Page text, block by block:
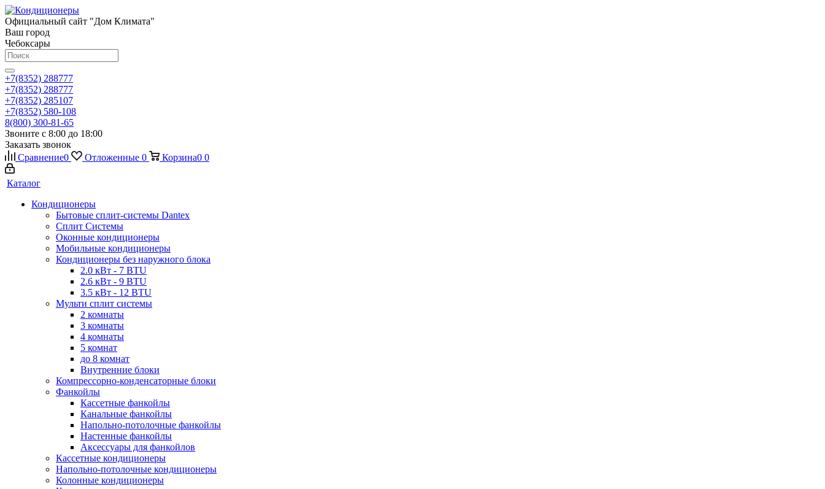
Официальный сайт "Дом Климата"
Ваш город
Чебоксары
+7(8352) 288777
+7(8352) 288777
+7(8352) 285107
+7(8352) 580-108
8(800) 300-81-65
Звоните с 8:00 до 18:00
Заказать звонок
Сравнение0 Отложенные 0 Корзина0 0
Каталог
Кондиционеры
Бытовые сплит-системы Dantex
Сплит Системы
Оконные кондиционеры
Мобильные кондиционеры
Кондиционеры без наружного блока
2.0 кВт - 7 BTU
2.6 кВт - 9 BTU
3.5 кВт - 12 BTU
Мульти сплит системы
2 комнаты
3 комнаты
4 комнаты
5 комнат
до 8 комнат
Внутренние блоки
Компрессорно-конденсаторные блоки
Фанкойлы
Кассетные фанкойлы
Канальные фанкойлы
Напольно-потолочные фанкойлы
Настенные фанкойлы
Аксессуары для фанкойлов
Кассетные кондиционеры
Напольно-потолочные кондиционеры
Колонные кондиционеры